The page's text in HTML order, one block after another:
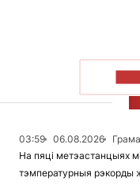
03:59 06.08.2026
На пяці метэастанцыях
тэмпературныя рэкорды